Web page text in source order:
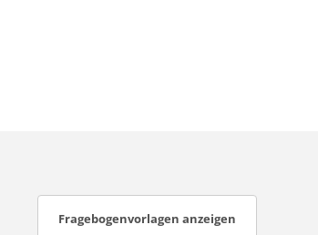
Fragebogenvorlagen anzeigen